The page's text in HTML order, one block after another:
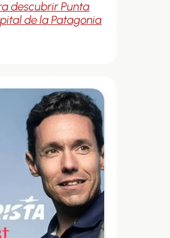
descubrir Punta
de la Patagonia